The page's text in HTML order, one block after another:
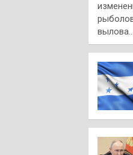
вылова…